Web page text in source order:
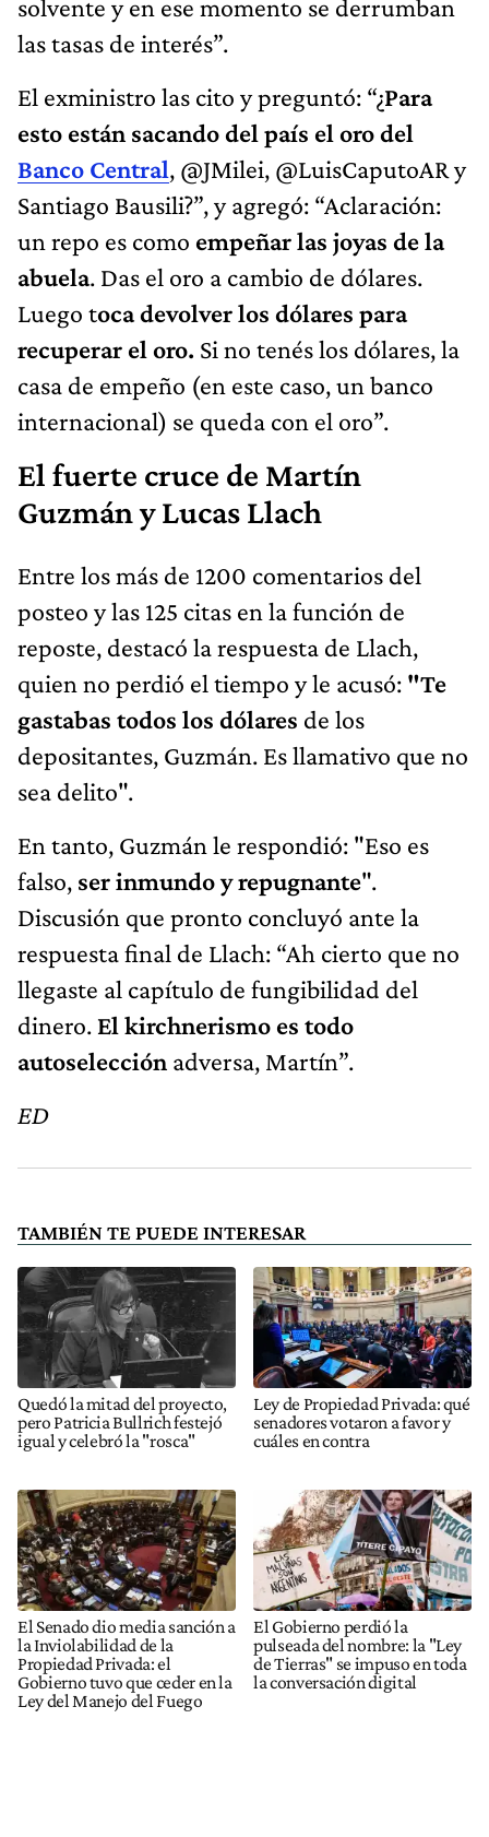
solvente y en ese momento se derrumban
las tasas de interés”.
El exministro las cito y preguntó: “¿Para
esto están sacando del país el oro del
Banco Central, @JMilei, @LuisCaputoAR y
Santiago Bausili?”, y agregó: “Aclaración:
un repo es como empeñar las joyas de la
abuela. Das el oro a cambio de dólares.
Luego toca devolver los dólares para
recuperar el oro. Si no tenés los dólares, la
casa de empeño (en este caso, un banco
internacional) se queda con el oro”.
El fuerte cruce de Martín
Guzmán y Lucas Llach
Entre los más de 1200 comentarios del
posteo y las 125 citas en la función de
reposte, destacó la respuesta de Llach,
quien no perdió el tiempo y le acusó: "Te
gastabas todos los dólares de los
depositantes, Guzmán. Es llamativo que no
sea delito".
En tanto, Guzmán le respondió: "Eso es
falso, ser inmundo y repugnante".
Discusión que pronto concluyó ante la
respuesta final de Llach: “Ah cierto que no
llegaste al capítulo de fungibilidad del
dinero. El kirchnerismo es todo
autoselección adversa, Martín”.
ED
TAMBIÉN TE PUEDE INTERESAR
Quedó la mitad del proyecto,
pero Patricia Bullrich festejó
igual y celebró la "rosca"
Ley de Propiedad Privada: qué
senadores votaron a favor y
cuáles en contra
El Senado dio media sanción a
la Inviolabilidad de la
Propiedad Privada: el
Gobierno tuvo que ceder en la
Ley del Manejo del Fuego
El Gobierno perdió la
pulseada del nombre: la "Ley
de Tierras" se impuso en toda
la conversación digital